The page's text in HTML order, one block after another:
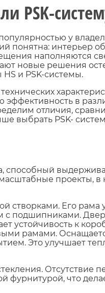
PSK-
у
понятна: интерьер
наполняются
новые решения
и PSK-системы.
в
отличия,
выбрать PSK-
способный
проекты,
створками. Его рама
подшипниками.
устойчивость к
рамами.
Это улучшает
Отсутствие
фурнитурой, что